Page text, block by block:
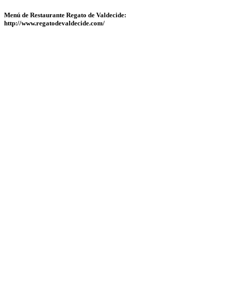
Menú de Restaurante Regato de Valdecide:
http://www.regatodevaldecide.com/